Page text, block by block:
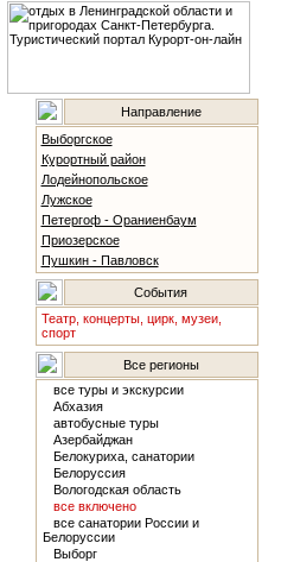
Направление
Выборгское
Курортный район
Лодейнопольское
Лужское
Петергоф - Ораниенбаум
Приозерское
Пушкин - Павловск
События
Театр, концерты, цирк, музеи,
спорт
Все регионы
все туры и экскурсии
Абхазия
автобусные туры
Азербайджан
Белокуриха, санатории
Белоруссия
Вологодская область
все включено
все санатории России и
Белоруссии
Выборг